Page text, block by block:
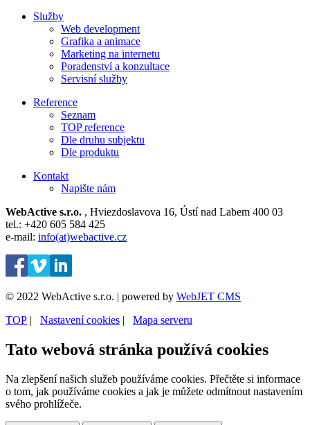
Služby
Web development
Grafika a animace
Marketing na internetu
Poradenství a konzultace
Servisní služby
Reference
Seznam
TOP reference
Dle druhu subjektu
Dle produktu
Kontakt
Napište nám
WebActive s.r.o. , Hviezdoslavova 16, Ústí nad Labem 400 03
tel.: +420 605 584 425
e-mail: info(at)webactive.cz
© 2022 WebActive s.r.o. | powered by WebJET CMS
TOP | ⁠ Nastavení cookies | ⁠ Mapa serveru
Tato webová stránka používá cookies
Na zlepšení našich služeb používáme cookies. Přečtěte si informace
o tom, jak používáme cookies a jak je můžete odmítnout nastavením
svého prohlížeče.